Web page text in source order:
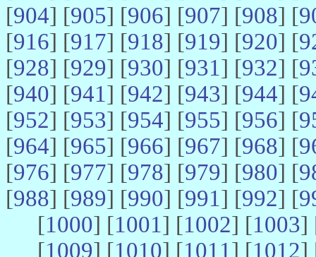
[904] [905] [906] [907] [908] [
[916] [917] [918] [919] [920] [
[928] [929] [930] [931] [932] [
[940] [941] [942] [943] [944] [
[952] [953] [954] [955] [956] [
[964] [965] [966] [967] [968] [
[976] [977] [978] [979] [980] [
[988] [989] [990] [991] [992] [
[1000] [1001] [1002] [1003]
[1009] [1010] [1011] [1012]